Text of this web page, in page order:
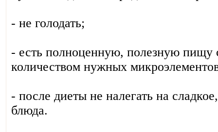
- не голодать;
- есть полноценную, полезную пищу
количеством нужных
- после диеты не налегать на
блюда.